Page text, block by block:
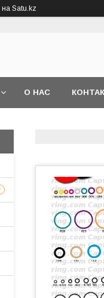
на Satu.kz
О НАС